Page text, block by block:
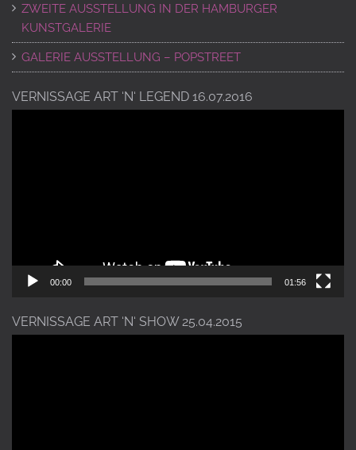
ZWEITE AUSSTELLUNG IN DER HAMBURGER
KUNSTGALERIE
GALERIE AUSSTELLUNG – POPSTREET
VERNISSAGE ART ‘N‘ LEGEND 16.07.2016
00:00 01:56
VERNISSAGE ART ‘N‘ SHOW 25.04.2015